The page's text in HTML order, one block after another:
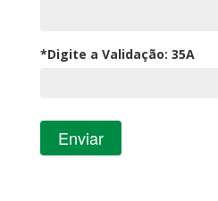
*Digite a Validação: 35A